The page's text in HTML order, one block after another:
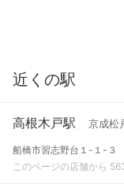
近くの駅
高根木戸駅 京成松
船橋市習志野台１-１-３
このページの店舗から